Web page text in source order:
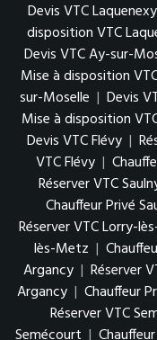
Devis VTC Laquenexy
disposition VTC
Devis VTC Ay-sur-
Mise à disposition
sur-Moselle | Devis
Mise à disposition
Devis VTC Flévy |
VTC Flévy |
Réserver VTC
Chauffeur Privé
Réserver VTC Lorry-
lès-Metz |
Argancy | Réserver
Argancy | Chauffeur
Réserver VTC